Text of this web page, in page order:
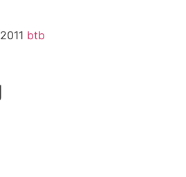
btb